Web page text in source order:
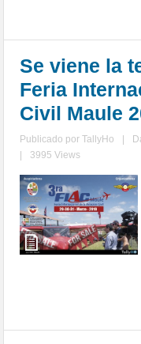
Se viene la
Feria
Civil Maule
Publicado porTallyHo
3995 Views